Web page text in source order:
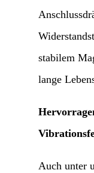
stabilem
lange
Auch unter